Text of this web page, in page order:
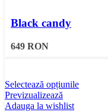
Black candy
649 RON
Selectează opțiunile
Previzualizează
Adauga la wishlist